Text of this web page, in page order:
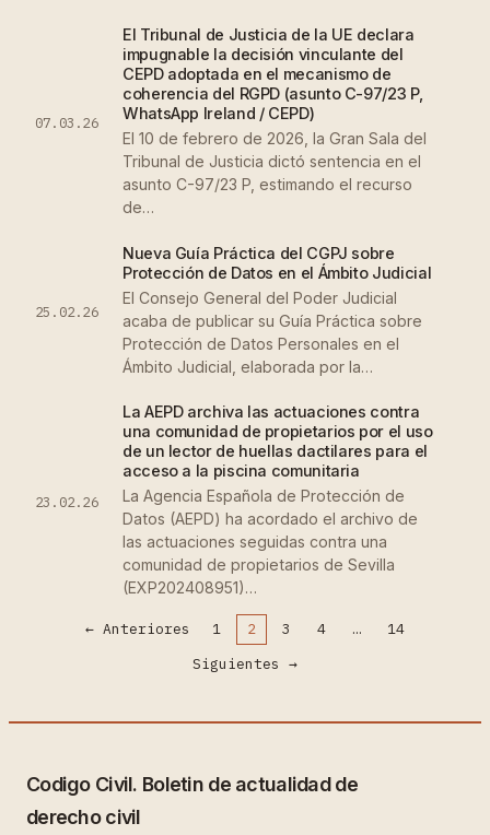
07.03.26
El Tribunal de Justicia de la UE declara
impugnable la decisión vinculante del
CEPD adoptada en el mecanismo de
coherencia del RGPD (asunto C-97/23 P,
WhatsApp Ireland / CEPD)
El 10 de febrero de 2026, la Gran Sala del
Tribunal de Justicia dictó sentencia en el
asunto C-97/23 P, estimando el recurso
de…
25.02.26
Nueva Guía Práctica del CGPJ sobre
Protección de Datos en el Ámbito Judicial
El Consejo General del Poder Judicial
acaba de publicar su Guía Práctica sobre
Protección de Datos Personales en el
Ámbito Judicial, elaborada por la…
23.02.26
La AEPD archiva las actuaciones contra
una comunidad de propietarios por el uso
de un lector de huellas dactilares para el
acceso a la piscina comunitaria
La Agencia Española de Protección de
Datos (AEPD) ha acordado el archivo de
las actuaciones seguidas contra una
comunidad de propietarios de Sevilla
(EXP202408951)…
← Anteriores 1 2 3 4 …
14
Siguientes →
Codigo Civil. Boletin de actualidad de
derecho civil